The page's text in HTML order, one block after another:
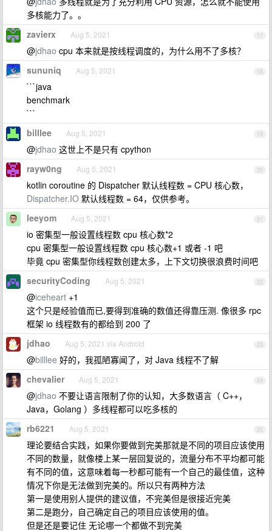
多核能力了。。
17
zavierx Aug 5, 2021
@jdhao cpu 本来就是按线程调度的，为什么用不了多核？
18
sununiq Aug 5, 2021
```java
benchmark
```
19
billlee Aug 5, 2021
@jdhao 这世上不是只有 cpython
20
rayw0ng Aug 5, 2021
kotlin coroutine 的 Dispatcher 默认线程数 = CPU 核心数，
Dispatcher.IO 默认线程数 = 64，仅供参考。
21
leeyom Aug 5, 2021
io 密集型一般设置线程数 cpu 核心数*2
cpu 密集型一般设置线程数 cpu 核心数+1 或者 -1 吧
毕竟 cpu 密集型你线程数创建太多，上下文切换很浪费时间吧
22
securityCoding Aug 5, 2021
@iceheart +1
这个只是经验值而已,要得到准确的数值还得靠压测. 像很多 rpc
框架 io 线程数有的都给到 200 了
23
jdhao Aug 5, 2021 via Android
@billlee 好的，我孤陋寡闻了，对 Java 线程不了解
24
chevalier Aug 5, 2021
@jdhao 不要让语言限制了你的认知，大多数语言（ C++，
Java，Golang ）多线程都可以吃多核的
25
rb6221 Aug 5, 2021
理论要结合实践，如果你要做到完美那就是不同的项目应该使用
不同的数量，就像楼上某一层回复说的，流量分布不平均都可能
有不同的值，这意味着每一秒都可能有一个自己的最佳值，这种
情况下你是无法做到完美的。所以只有两种方法
第一是使用别人提供的建议值，不完美但是很接近完美
第二是跑分，自己确定自己的项目应该使用的值。
但是还是要记住 无论哪一个都做不到完美